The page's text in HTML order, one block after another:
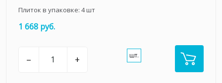
Плиток в упаковке: 4шт
1 668 руб.
– + шт.